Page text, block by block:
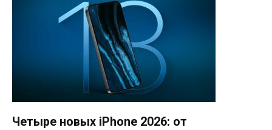
Четыре новых iPhone 2026: от